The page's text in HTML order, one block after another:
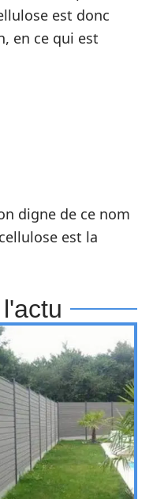
est donc
en ce qui est
digne de ce nom
est la